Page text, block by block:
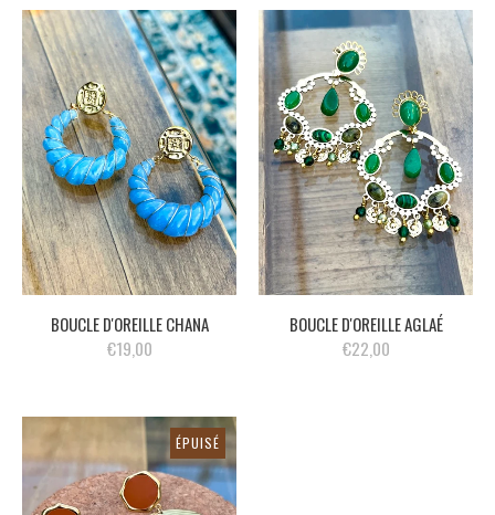
BOUCLE D'OREILLE CHANA
€19,00
BOUCLE D'OREILLE AGLAÉ
€22,00
ÉPUISÉ